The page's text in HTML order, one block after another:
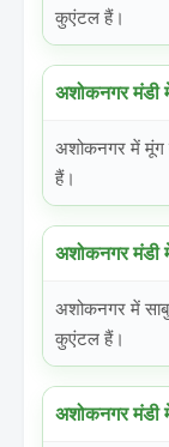
कुएंटल हैं।
अशोकनगर मंडी
अशोकनगर में मूंग
हैं।
अशोकनगर मंडी
अशोकनगर में
कुएंटल हैं।
अशोकनगर मंडी